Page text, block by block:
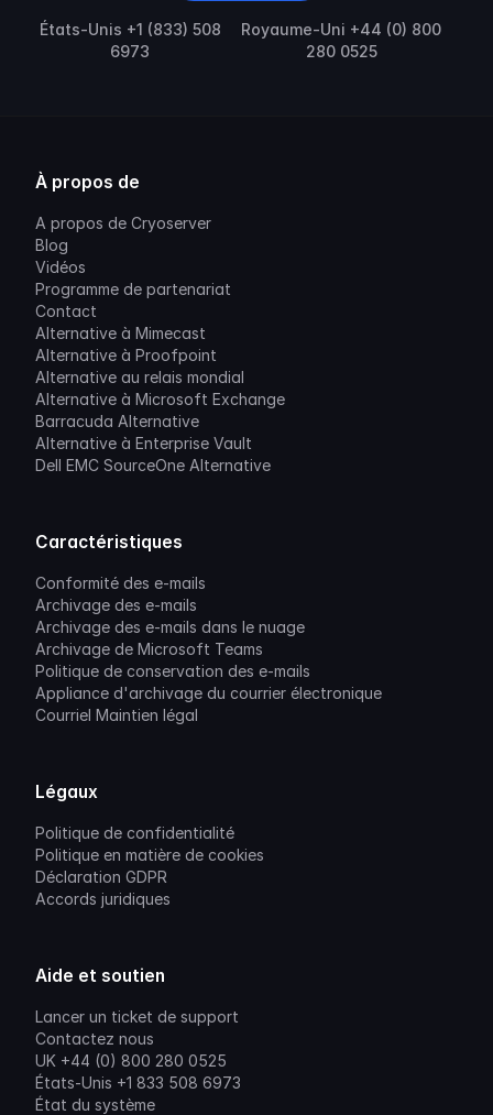
États-Unis +1 (833) 508
6973
Royaume-Uni +44 (0) 800
280 0525
À propos de
A propos de Cryoserver
Blog
Vidéos
Programme de partenariat
Contact
Alternative à Mimecast
Alternative à Proofpoint
Alternative au relais mondial
Alternative à Microsoft Exchange
Barracuda Alternative
Alternative à Enterprise Vault
Dell EMC SourceOne Alternative
Caractéristiques
Conformité des e-mails
Archivage des e-mails
Archivage des e-mails dans le nuage
Archivage de Microsoft Teams
Politique de conservation des e-mails
Appliance d'archivage du courrier électronique
Courriel Maintien légal
Légaux
Politique de confidentialité
Politique en matière de cookies
Déclaration GDPR
Accords juridiques
Aide et soutien
Lancer un ticket de support
Contactez nous
UK +44 (0) 800 280 0525
États-Unis +1 833 508 6973
État du système